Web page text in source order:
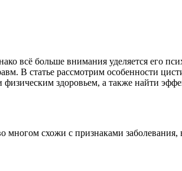
всё больше внимания уделяется его
В статье рассмотрим особенности
здоровьем, а также найти
многом схожи с признаками